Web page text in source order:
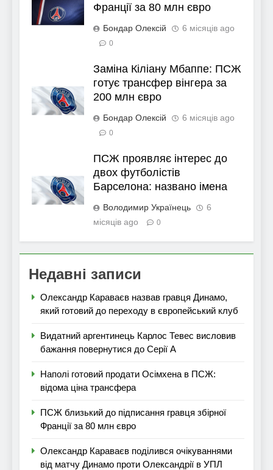
Франції за 80 млн євро
Бондар Олексій 6 місяців ago
0
Заміна Кіліану Мбаппе: ПСЖ
готує трансфер вінгера за
200 млн євро
Бондар Олексій 6 місяців ago
0
ПСЖ проявляє інтерес до
двох футболістів
Барселона: названо імена
Володимир Українець
6
місяців ago
0
Недавні записи
Олександр Караваєв назвав гравця Динамо,
який готовий до переходу в європейський клуб
Видатний аргентинець Карлос Тевес висловив
бажання повернутися до Серії А
Наполі готовий продати Осімхена в ПСЖ:
відома ціна трансфера
ПСЖ близький до підписання гравця збірної
Франції за 80 млн євро
Олександр Караваєв поділився очікуваннями
від матчу Динамо проти Олександрії в УПЛ